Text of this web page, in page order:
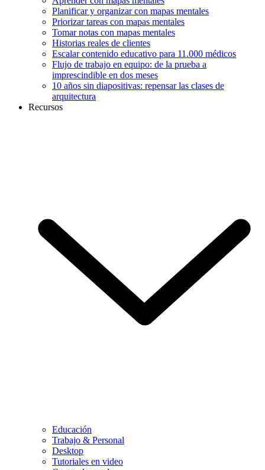
Planificar y organizar con mapas mentales
Priorizar tareas con mapas mentales
Tomar notas con mapas mentales
Historias reales de clientes
Escalar contenido educativo para 11.000 médicos
Flujo de trabajo en equipo: de la prueba a
imprescindible en dos meses
10 años sin diapositivas: repensar las clases de
arquitectura
Recursos
Educación
Trabajo & Personal
Desktop
Tutoriales en video